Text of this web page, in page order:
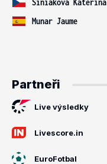
Siniaková Kateřina
Munar Jaume
Partneři
Live výsledky
Livescore.in
EuroFotbal